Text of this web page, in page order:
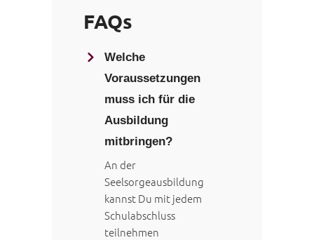
FAQs
Welche
Voraussetzungen
muss ich für die
Ausbildung
mitbringen?
An der
Seelsorgeausbildung
kannst Du mit jedem
Schulabschluss
teilnehmen